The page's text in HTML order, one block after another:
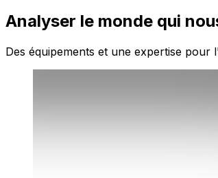
Analyser le monde qui
Des équipements et une expertise